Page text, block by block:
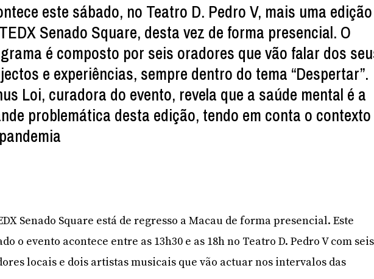
este sábado, no Teatro D. Pedro V, mais uma edição
Senado Square, desta vez de forma presencial. O
é composto por seis oradores que vão falar dos
e experiências, sempre dentro do tema “Despertar”.
Loi, curadora do evento, revela que a saúde mental é a
problemática desta edição, tendo em conta o contexto
Senado Square está de regresso a Macau de forma presencial. Este
o evento acontece entre as 13h30 e as 18h no Teatro D. Pedro V com seis
locais e dois artistas musicais que vão actuar nos intervalos das